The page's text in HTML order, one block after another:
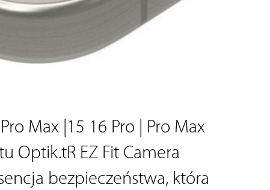
Max |15 16 Pro | Pro Max
Optik.tR EZ Fit Camera
bezpieczeństwa, która